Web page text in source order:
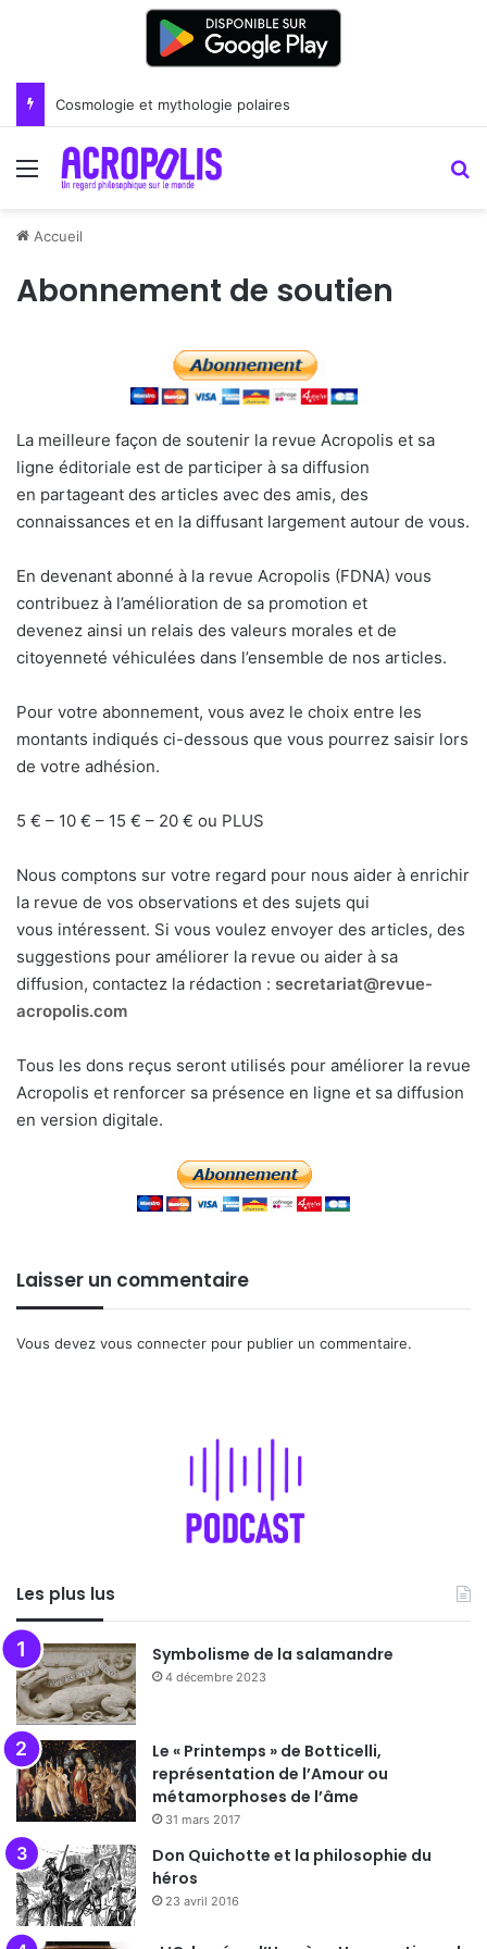
Renoir : la peinture comme un art du lien
Menu
Accueil
Abonnement de soutien
La meilleure façon de soutenir la revue Acropolis et sa
ligne éditoriale est de participer à sa diffusion
en partageant des articles avec des amis, des
connaissances et en la diffusant largement autour de vous.
En devenant abonné à la revue Acropolis (FDNA) vous
contribuez à l’amélioration de sa promotion et
devenez ainsi un relais des valeurs morales et de
citoyenneté véhiculées dans l’ensemble de nos articles.
Pour votre abonnement, vous avez le choix entre les
montants indiqués ci-dessous que vous pourrez saisir lors
de votre adhésion.
5 € – 10 € – 15 € – 20 € ou PLUS
Nous comptons sur votre regard pour nous aider à enrichir
la revue de vos observations et des sujets qui
vous intéressent. Si vous voulez envoyer des articles, des
suggestions pour améliorer la revue ou aider à sa
diffusion, contactez la rédaction : secretariat@revue-
acropolis.com
Tous les dons reçus seront utilisés pour améliorer la revue
Acropolis et renforcer sa présence en ligne et sa diffusion
en version digitale.
Laisser un commentaire
Vous devez vous connecter pour publier un commentaire.
Les plus lus
Symbolisme de la salamandre
4 décembre 2023
Le « Printemps » de Botticelli,
représentation de l’Amour ou
métamorphoses de l’âme
31 mars 2017
Don Quichotte et la philosophie du
héros
23 avril 2016